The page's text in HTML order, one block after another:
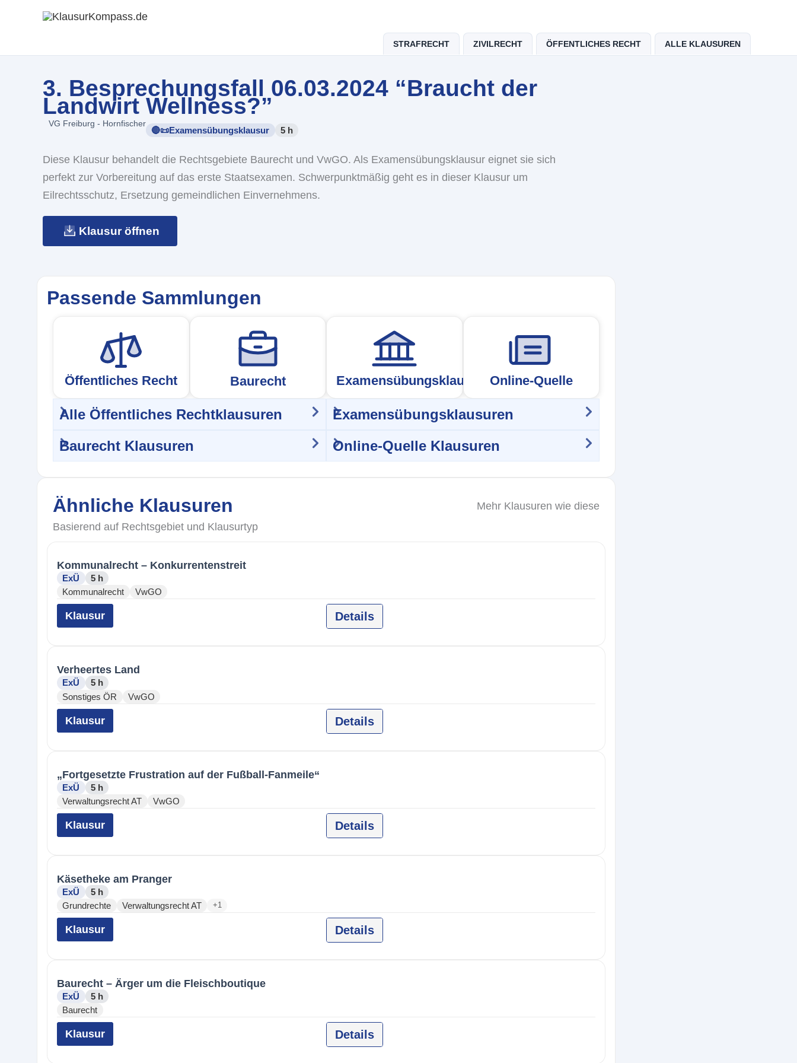
STRAFRECHT ZIVILRECHT ÖFFENTLICHES RECHT ALLE KLAUSUREN
3. Besprechungsfall 06.03.2024 “Braucht der
Landwirt Wellness?”
VG Freiburg - Hornfischer
🔴📜Examensübungsklausur 5 h
Diese Klausur behandelt die Rechtsgebiete Baurecht und VwGO. Als Examensübungsklausur eignet sie sich
perfekt zur Vorbereitung auf das erste Staatsexamen. Schwerpunktmäßig geht es in dieser Klausur um
Eilrechtsschutz, Ersetzung gemeindlichen Einvernehmens.
Klausur öffnen
Passende Sammlungen
Öffentliches Recht Baurecht Examensübungsklausur Online-Quelle
Alle Öffentliches Rechtklausuren
Baurecht Klausuren
Examensübungsklausuren
Online-Quelle Klausuren
Ähnliche Klausuren
Basierend auf Rechtsgebiet und Klausurtyp
Mehr Klausuren wie diese
Kommunalrecht – Konkurrentenstreit
ExÜ
5 h
Kommunalrecht
VwGO
Klausur Details
Verheertes Land
ExÜ
5 h
Sonstiges ÖR
VwGO
Klausur Details
„Fortgesetzte Frustration auf der Fußball-Fanmeile“
ExÜ
5 h
Verwaltungsrecht AT
VwGO
Klausur Details
Käsetheke am Pranger
ExÜ
5 h
Grundrechte
Verwaltungsrecht AT +1
Klausur Details
Baurecht – Ärger um die Fleischboutique
ExÜ
5 h
Baurecht
Klausur Details